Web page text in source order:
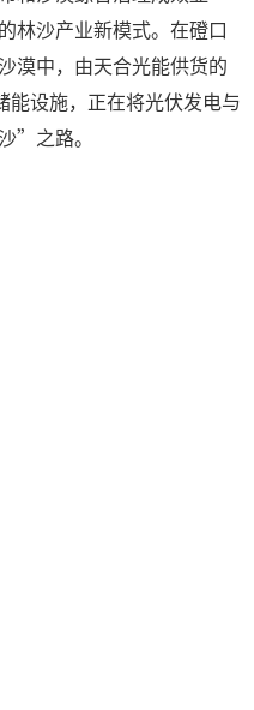
林沙产业新模式。在磴口
漠中，由天合光能供货的
能设施，正在将光伏发电与
”之路。